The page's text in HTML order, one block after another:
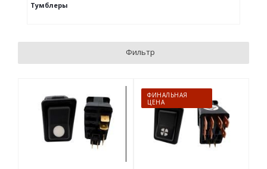
Тумблеры
Фильтр
ФИНАЛЬНАЯ
ЦЕНА